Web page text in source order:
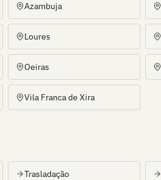
Azambuja
Loures
Oeiras
Vila Franca de Xira
Trasladação